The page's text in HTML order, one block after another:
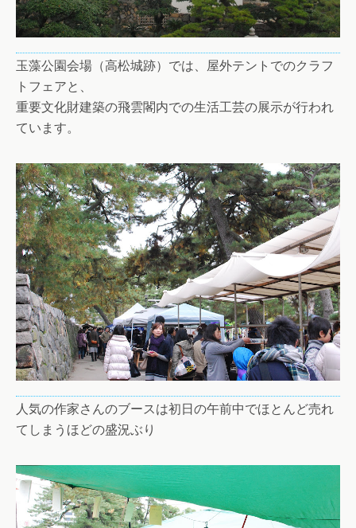
玉藻公園会場（高松城跡）では、屋外テントでのクラフ
トフェアと、
重要文化財建築の飛雲閣内での生活工芸の展示が行われ
ています。
人気の作家さんのブースは初日の午前中でほとんど売れ
てしまうほどの盛況ぶり